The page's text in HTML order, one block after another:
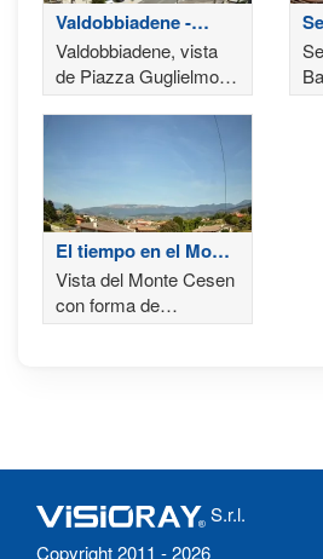
Valdobbiadene -
Treviso
Valdobbiadene, vista
de Piazza Guglielmo
Marconi
El tiempo en el Monte
Cesen
Vista del Monte Cesen
con forma de
hipopótamo,
S.r.l.
Copyright 2011 - 2026